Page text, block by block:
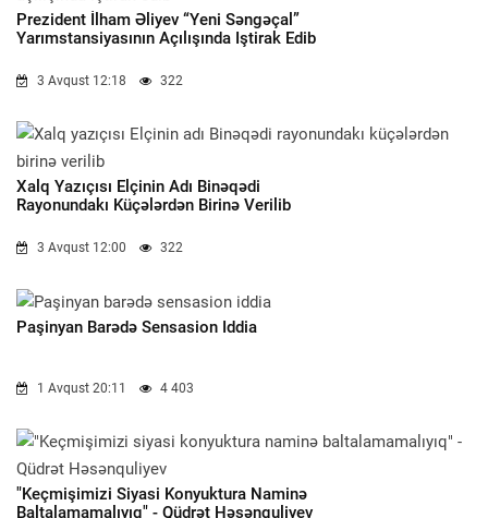
Prezident İlham Əliyev “Yeni Səngəçal”
Yarımstansiyasının Açılışında Iştirak Edib
3 Avqust 12:18 322
Xalq Yazıçısı Elçinin Adı Binəqədi
Rayonundakı Küçələrdən Birinə Verilib
3 Avqust 12:00 322
Paşinyan Barədə Sensasion Iddia
1 Avqust 20:11 4 403
"Keçmişimizi Siyasi Konyuktura Naminə
Baltalamamalıyıq" - Qüdrət Həsənquliyev